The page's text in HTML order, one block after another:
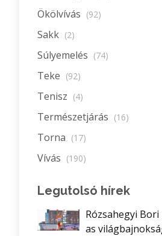
Ökölvívás (92)
Sakk (2)
Súlyemelés (74)
Teke (92)
Tenisz (4)
Természetjárás (16)
Torna (17)
Vívás (190)
Legutolsó hírek
Rózsahegyi
as